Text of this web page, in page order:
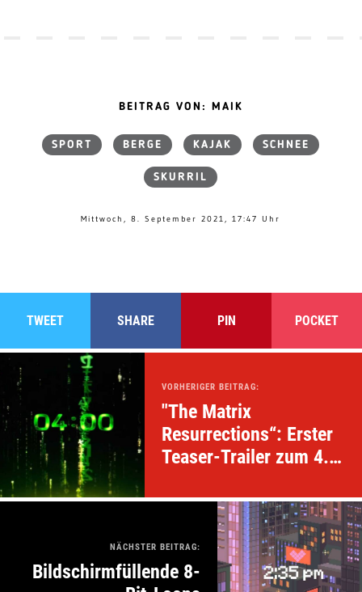
BEITRAG VON: MAIK
SPORT BERGE KAJAK SCHNEE
SKURRIL
Mittwoch, 8. September 2021, 17:47 Uhr
TWEET SHARE PIN POCKET
VORHERIGER BEITRAG:
"The Matrix
Resurrections“: Erster
Teaser-Trailer zum 4.
NÄCHSTER BEITRAG:
Bildschirmfüllende 8-